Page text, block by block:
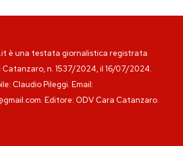
è una testata giornalistica registrata
Catanzaro, n. 1537/2024, il 16/07/2024.
Claudio Pileggi. Email:
Editore: ODV Cara Catanzaro.